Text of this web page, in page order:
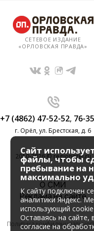
СЕТЕВОЕ ИЗДАНИЕ
«ОРЛОВСКАЯ ПРАВДА»
+7 (4862) 47-52-52, 76-
г. Орёл, ул. Брестская, д. 6
2010-2026 © regionorel.ru
О СМИ
Реклама на сайте
Политика
Сайт
файлы, чтобы
пребывание на
максимально
К cайту подключен
аналитики Яндекс.
использующий
Оставаясь на сайте,
согласие на